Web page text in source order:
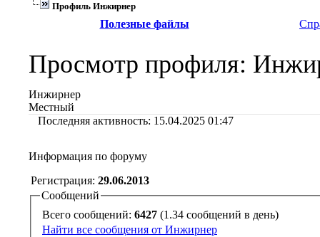
Профиль Инжирнер
Полезные файлы
Просмотр профиля:
Инжирнер
Местный
Последняя активность: 15.04.2025 01:47
Информация по форуму
Регистрация: 29.06.2013
Сообщений
Всего сообщений: 6427
(1.34 сообщений в день)
Найти все сообщения от Инжирнер